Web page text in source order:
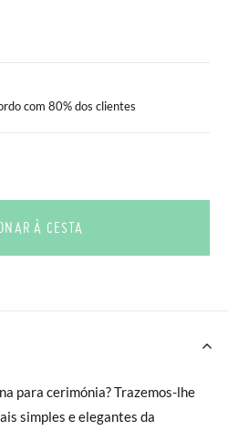
com 80% dos clientes
À CESTA
para cerimónia? Trazemos-lhe
simples e elegantes da